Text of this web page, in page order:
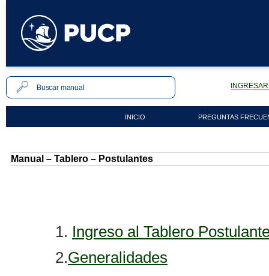
INICIO PREGUNTAS
Manual – Tablero – Postulantes
1. Ingreso al Tablero
2.Generalidades